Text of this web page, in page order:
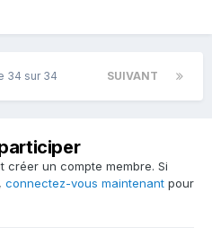
SUIVANT
34 sur 34
créer un compte membre. Si
connectez-vous maintenant pour